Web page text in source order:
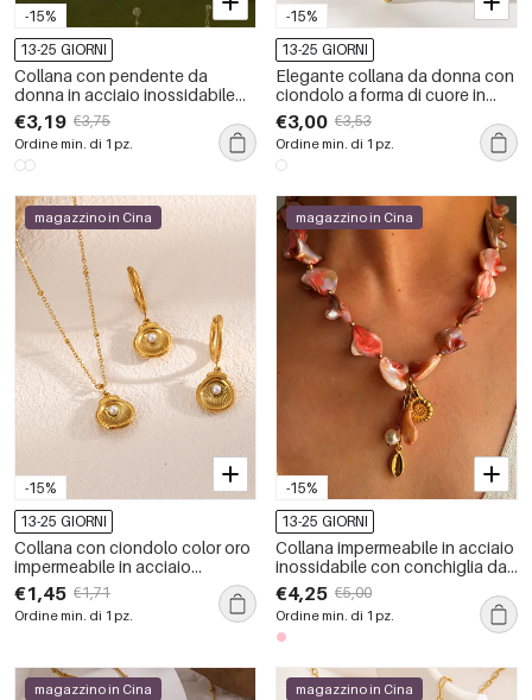
-15%
13-25 GIORNI
Collana con pendente da
donna in acciaio inossidabile
impermeabile color oro con
zirconi
€3,19 €3,75
Ordine min. di 1 pz.
-15%
13-25 GIORNI
Elegante collana da donna con
ciondolo a forma di cuore in
acciaio inossidabile color oro
impermeabile e perla artificiale.
€3,00 €3,53
Ordine min. di 1 pz.
-15%
magazzino in Cina
13-25 GIORNI
Collana con ciondolo color oro
impermeabile in acciaio
inossidabile con conchiglia da
1 pezzo
€1,45 €1,71
Ordine min. di 1 pz.
-15%
magazzino in Cina
13-25 GIORNI
Collana impermeabile in acciaio
inossidabile con conchiglia da
1 pezzo
€4,25 €5,00
Ordine min. di 1 pz.
magazzino in Cina magazzino in Cina